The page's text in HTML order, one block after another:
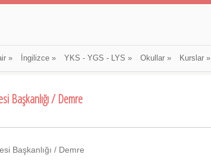
» İngilizce» YKS - YGS - LYS » Okullar» Kurslar»
Başkanlığı / Demre
Başkanlığı / Demre